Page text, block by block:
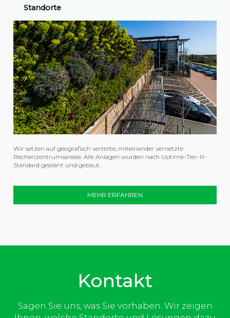
Standorte
Wir setzen auf geografisch verteilte, miteinander vernetzte
Rechenzentrumsareale. Alle Anlagen wurden nach Uptime-Tier-III-
Standard geplant und gebaut.
MEHR ERFAHREN
Kontakt
Sagen Sie uns, was Sie vorhaben. Wir zeigen